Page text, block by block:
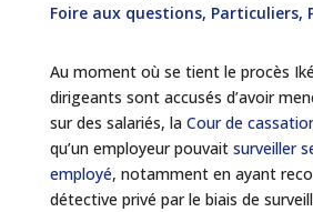
Foire aux questions, Particuliers,
Au moment où se tient le procès
dirigeants sont accusés d’avoir
sur des salariés, la Cour de
qu’un employeur pouvait surveiller
employé, notamment en ayant
détective privé par le biais de